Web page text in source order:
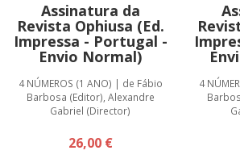
Assinatura da
Revista Ophiusa (Ed.
Impressa - Portugal -
Envio Normal)
4 NÚMEROS (1 ANO) | de Fábio
Barbosa (Editor), Alexandre
Gabriel (Director)
26,00 €
4